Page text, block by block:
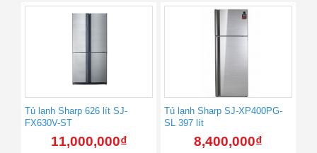
Tủ lạnh Sharp 626 lít SJ-
FX630V-ST
11,000,000₫
Tủ lạnh Sharp SJ-XP400PG-
SL 397 lít
8,400,000₫